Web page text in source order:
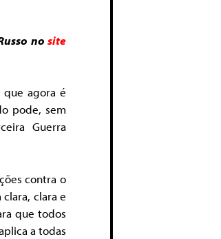
no site
agora é
pode, sem
Guerra
contra o
clara e
que todos
a todas